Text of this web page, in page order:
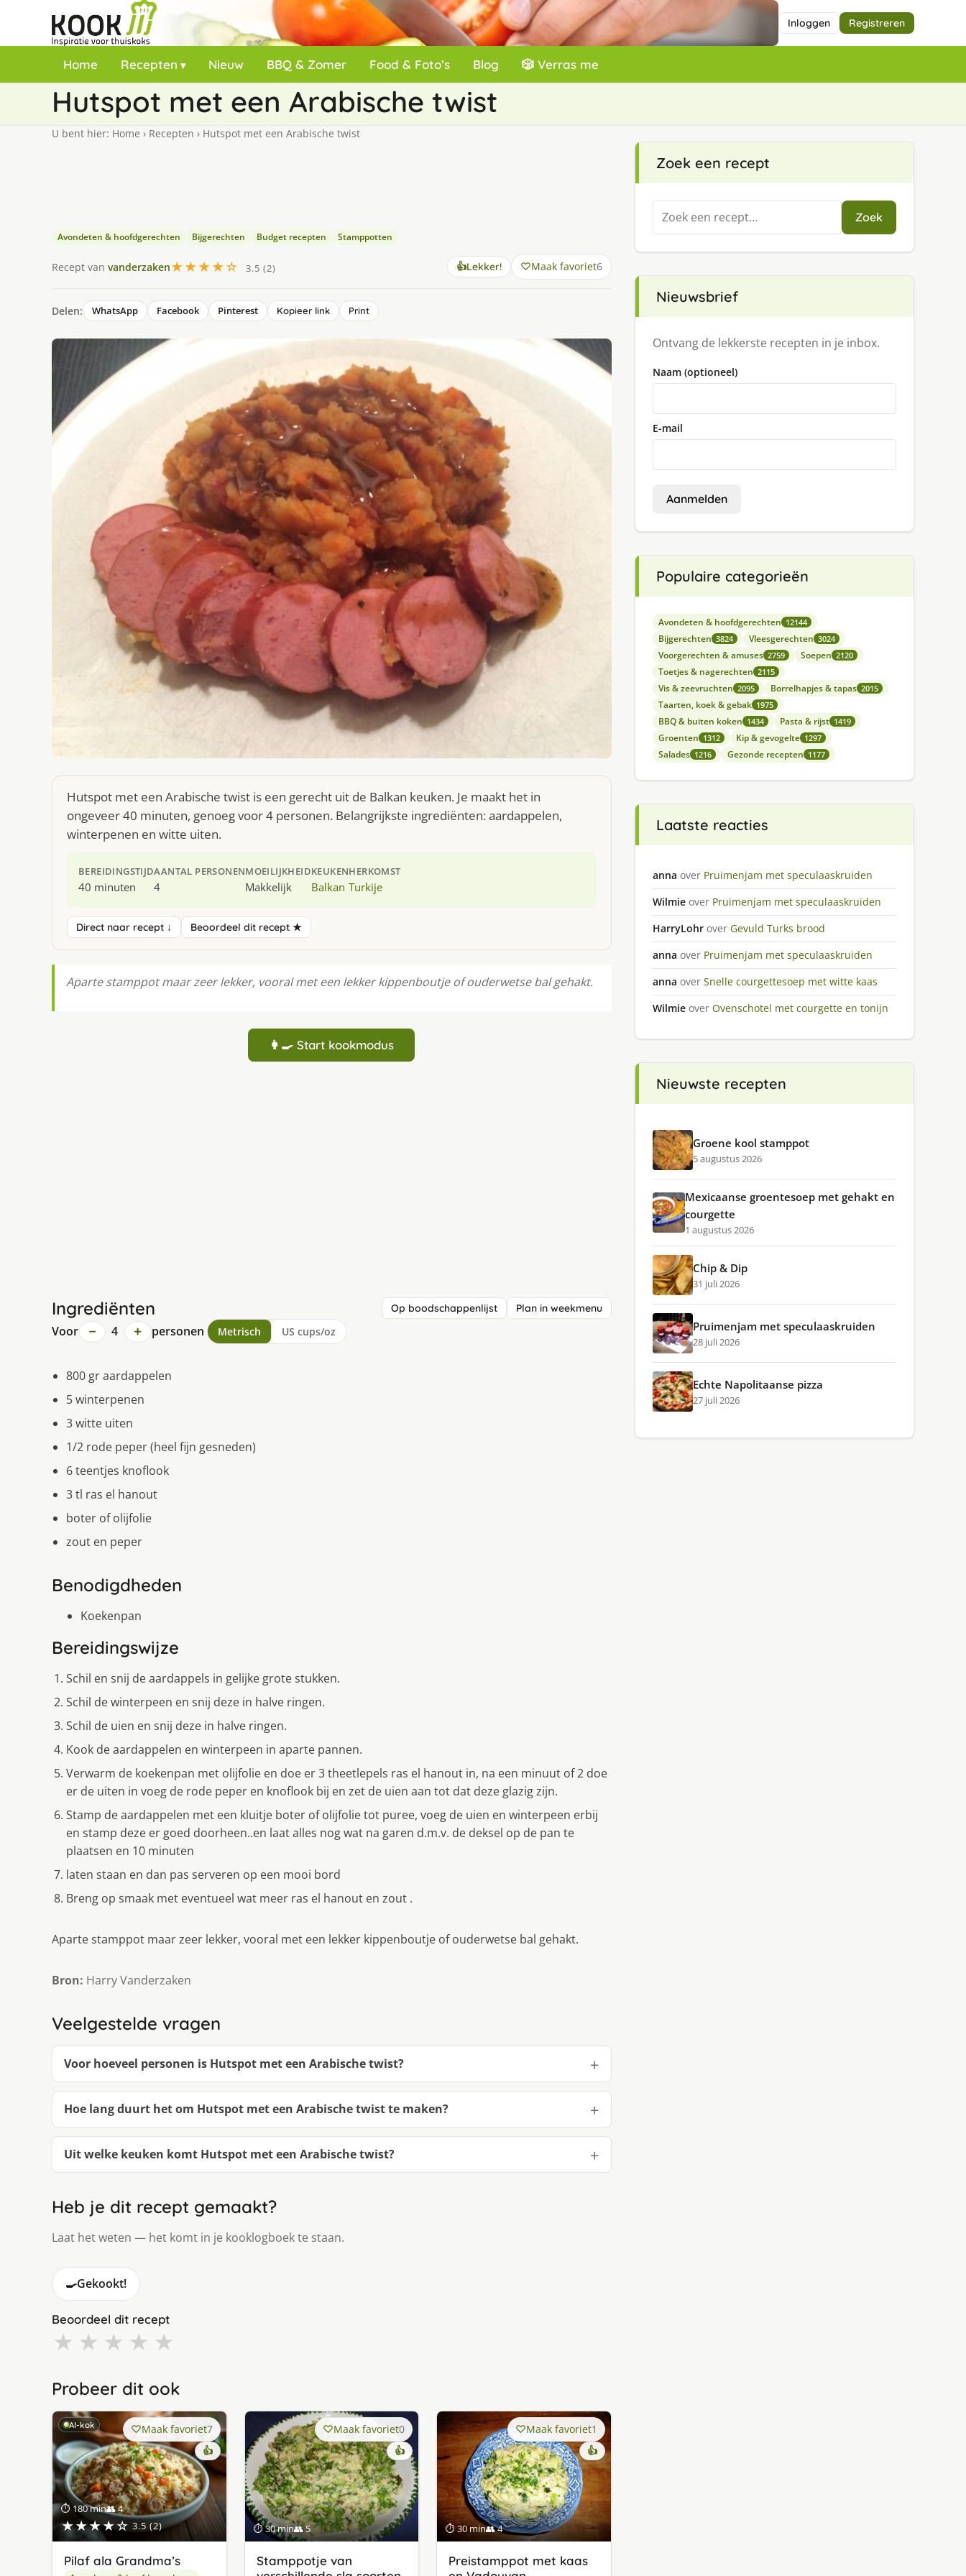
Inloggen Registreren
Home Recepten Nieuw BBQ & Zomer Food & Foto’s Blog 🎲 Verras me
Hutspot met een Arabische twist
U bent hier: Home › Recepten › Hutspot met een Arabische twist
Avondeten & hoofdgerechten Bijgerechten Budget recepten Stamppotten
Recept van vanderzaken★★★★☆ 3.5 (2) 👍Lekker! Maak favoriet6
Delen: WhatsApp Facebook Pinterest Kopieer link Print
Hutspot met een Arabische twist is een gerecht uit de Balkan keuken. Je maakt het in
ongeveer 40 minuten, genoeg voor 4 personen. Belangrijkste ingrediënten: aardappelen,
winterpenen en witte uiten.
BEREIDINGSTIJD
40 minuten
AANTAL PERSONEN
4
MOEILIJKHEID
Makkelijk
KEUKEN
Balkan
HERKOMST
Turkije
Direct naar recept ↓ Beoordeel dit recept ★
Aparte stamppot maar zeer lekker, vooral met een lekker kippenboutje of ouderwetse bal gehakt.
👩‍🍳 Start kookmodus
Ingrediënten Op boodschappenlijst Plan in weekmenu
Voor − 4 + personen Metrisch US cups/oz
800 gr aardappelen
5 winterpenen
3 witte uiten
1/2 rode peper (heel fijn gesneden)
6 teentjes knoflook
3 tl ras el hanout
boter of olijfolie
zout en peper
Benodigdheden
Koekenpan
Bereidingswijze
Schil en snij de aardappels in gelijke grote stukken.
Schil de winterpeen en snij deze in halve ringen.
Schil de uien en snij deze in halve ringen.
Kook de aardappelen en winterpeen in aparte pannen.
Verwarm de koekenpan met olijfolie en doe er 3 theetlepels ras el hanout in, na een minuut of 2 doe
er de uiten in voeg de rode peper en knoflook bij en zet de uien aan tot dat deze glazig zijn.
Stamp de aardappelen met een kluitje boter of olijfolie tot puree, voeg de uien en winterpeen erbij
en stamp deze er goed doorheen..en laat alles nog wat na garen d.m.v. de deksel op de pan te
plaatsen en 10 minuten
laten staan en dan pas serveren op een mooi bord
Breng op smaak met eventueel wat meer ras el hanout en zout .
Aparte stamppot maar zeer lekker, vooral met een lekker kippenboutje of ouderwetse bal gehakt.
Bron: Harry Vanderzaken
Veelgestelde vragen
Voor hoeveel personen is Hutspot met een Arabische twist?
Hoe lang duurt het om Hutspot met een Arabische twist te maken?
Uit welke keuken komt Hutspot met een Arabische twist?
Heb je dit recept gemaakt?
Laat het weten — het komt in je kooklogboek te staan.
🍳Gekookt!
Beoordeel dit recept
★ ★ ★ ★ ★
Probeer dit ook
AI-kok
⏱ 180 min👥 4
★★★★☆ 3.5 (2)
Maak favoriet7
👍
Pilaf ala Grandma’s
⏱ 30 min👥 5
Maak favoriet0
👍
Stamppotje van
⏱ 30 min👥 4
Maak favoriet1
👍
Preistamppot met kaas
Zoek een recept
Zoeken
naar:
Zoek
Nieuwsbrief
Ontvang de lekkerste recepten in je inbox.
Naam (optioneel)
E-mail
Aanmelden
Populaire categorieën
Avondeten & hoofdgerechten 12144
Bijgerechten 3824 Vleesgerechten 3024
Voorgerechten & amuses 2759 Soepen 2120
Toetjes & nagerechten 2115
Vis & zeevruchten 2095 Borrelhapjes & tapas 2015
Taarten, koek & gebak 1975
BBQ & buiten koken 1434 Pasta & rijst 1419
Groenten 1312 Kip & gevogelte 1297
Salades 1216 Gezonde recepten 1177
Laatste reacties
anna over Pruimenjam met speculaaskruiden
Wilmie over Pruimenjam met speculaaskruiden
HarryLohr over Gevuld Turks brood
anna over Pruimenjam met speculaaskruiden
anna over Snelle courgettesoep met witte kaas
Wilmie over Ovenschotel met courgette en tonijn
Nieuwste recepten
Groene kool stamppot
5 augustus 2026
Mexicaanse groentesoep met gehakt en
courgette
1 augustus 2026
Chip & Dip
31 juli 2026
Pruimenjam met speculaaskruiden
28 juli 2026
Echte Napolitaanse pizza
27 juli 2026